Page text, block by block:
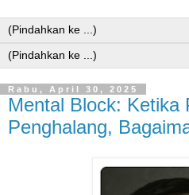
Rabu, April 30, 2025
Mental Block: Ketika
Penghalang,